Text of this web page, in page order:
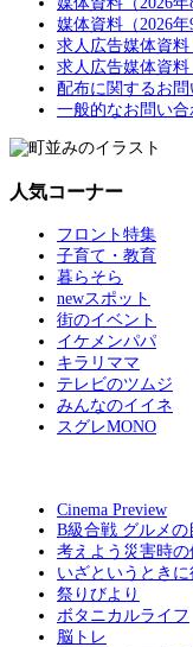
媒体資料（2026年
求人広告媒体資料
求人広告媒体資料
配布に関するお
一般的なお問い合
人気コーナー
フロント特集
子育て・教育
暮らそら
newスポット
街のイベント
イケメンパパ
キラリママ
テレビのツムジ
みんなのイイネ
スグレMONO
Cinema Preview
B級合戦 グルメの
考えよう災害時の
いざというとき
祭りびより
ボタニカルライフ
脳トレ